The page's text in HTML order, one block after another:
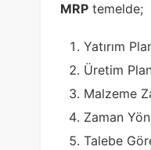
MRP temelde;
Yatırım
Üretim
Malzeme
Zaman
Talebe